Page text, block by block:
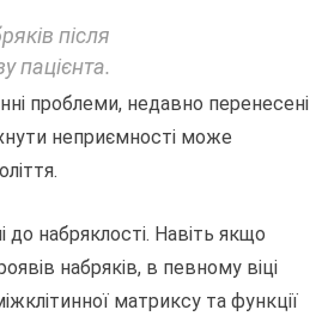
після
пацієнта.
проблеми, недавно перенесені
неприємності може
до набряклості. Навіть якщо
набряків, в певному віці
матриксу та функції